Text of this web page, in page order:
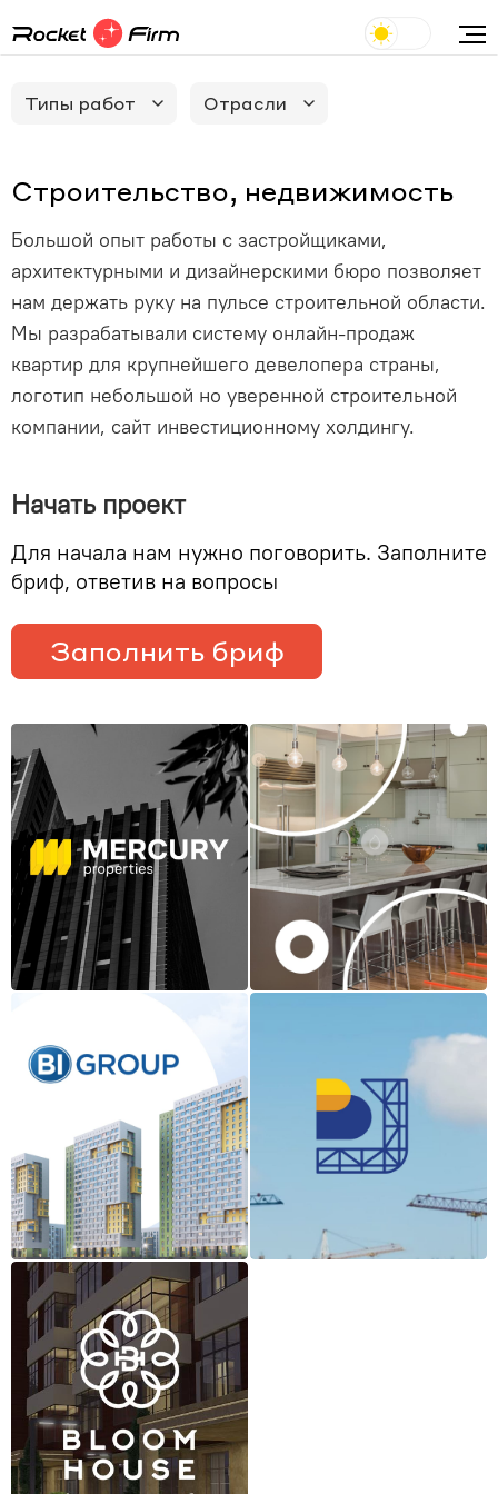
Типы работ Отрасли
Строительство, недвижимость
Большой опыт работы с застройщиками,
архитектурными и дизайнерскими бюро позволяет
нам держать руку на пульсе строительной области.
Мы разрабатывали систему онлайн-продаж
квартир для крупнейшего девелопера страны,
логотип небольшой но уверенной строительной
компании, сайт инвестиционному холдингу.
Начать проект
Для начала нам нужно поговорить. Заполните
бриф, ответив на вопросы
Заполнить бриф